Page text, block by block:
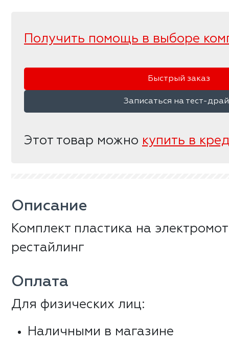
Получить помощь в выборе
Быстрый заказ
Записаться на тест-
Этот товар можно купить в
Описание
Комплект пластика на
рестайлинг
Оплата
Для физических лиц:
Наличными в магазине